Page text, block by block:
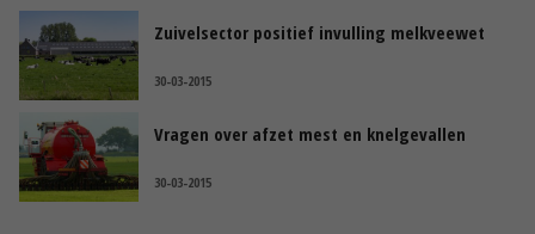
Zuivelsector positief invulling melkveewet
30-03-2015
Vragen over afzet mest en knelgevallen
30-03-2015